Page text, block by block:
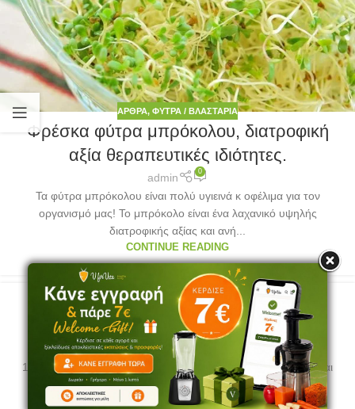
ΆΡΘΡΑ, ΦΎΤΡΑ / ΒΛΑΣΤΆΡΙΑ
Φρέσκα φύτρα μπρόκολου, διατροφική
αξία θεραπευτικές ιδιότητες.
admin 0
Τα φύτρα μπρόκολου είναι πολύ υγιεινά κ οφέλιμα για τον
οργανισμό μας! Το μπρόκολο είναι ένα λαχανικό υψηλής
διατροφικής αξίας και ανή...
CONTINUE READING
ΣΥΝΤΑΓΈΣ
6 Smoothies που καίνε το λίπος και
διώχνουν το φούσκωμα!
admin
1. Smoothie με μάνγκο Ξεκίνα τη μέρα σου γεμάτη ενέργεια και
δύναμη και κυρίως με επίπεδη κοιλίτσα!Βάλε στο
μπλέντερ:μάνγκο ...